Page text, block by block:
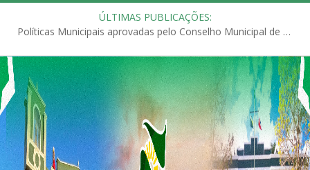
ÚLTIMAS PUBLICAÇÕES:
Políticas Municipais aprovadas pelo Conselho Municipal de Educação (CME)